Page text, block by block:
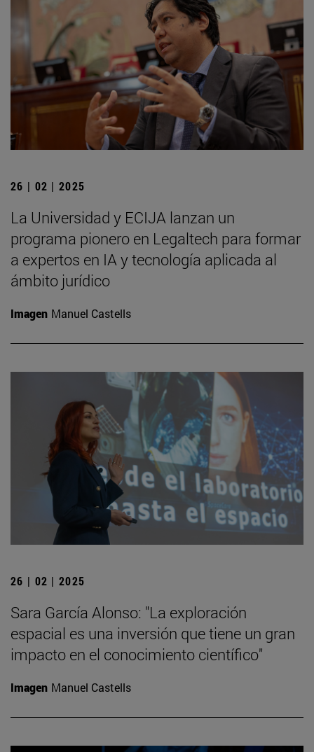
26 | 02 | 2025
La Universidad y ECIJA lanzan un
programa pionero en Legaltech para formar
a expertos en IA y tecnología aplicada al
ámbito jurídico
Imagen Manuel Castells
26 | 02 | 2025
Sara García Alonso: "La exploración
espacial es una inversión que tiene un gran
impacto en el conocimiento científico"
Imagen Manuel Castells